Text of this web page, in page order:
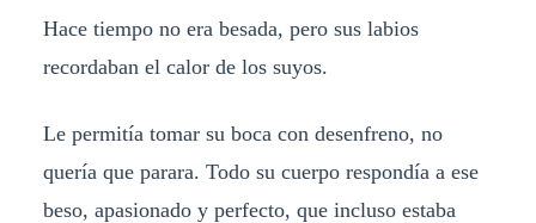
Hace tiempo no era besada, pero sus labios
recordaban el calor de los suyos.
Le permitía tomar su boca con desenfreno, no
quería que parara. Todo su cuerpo respondía a ese
beso, apasionado y perfecto, que incluso estaba